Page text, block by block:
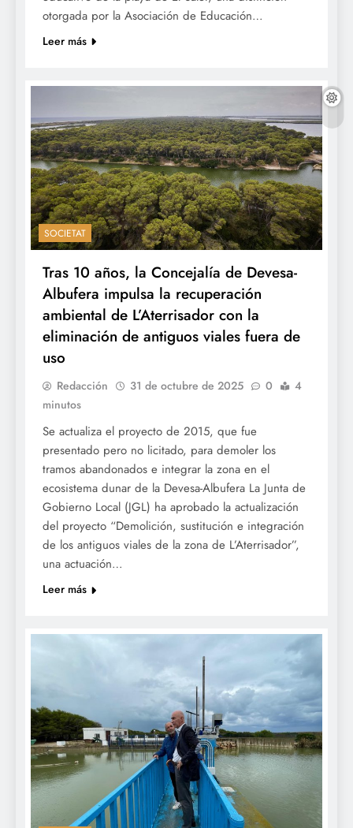
otorgada por la Asociación de Educación…
Leer más
SOCIETAT
Tras 10 años, la Concejalía de Devesa-
Albufera impulsa la recuperación
ambiental de L’Aterrisador con la
eliminación de antiguos viales fuera de
uso
Redacción 31 de octubre de 2025 0
4
minutos
Se actualiza el proyecto de 2015, que fue
presentado pero no licitado, para demoler los
tramos abandonados e integrar la zona en el
ecosistema dunar de la Devesa-Albufera La Junta de
Gobierno Local (JGL) ha aprobado la actualización
del proyecto “Demolición, sustitución e integración
de los antiguos viales de la zona de L’Aterrisador”,
una actuación…
Leer más